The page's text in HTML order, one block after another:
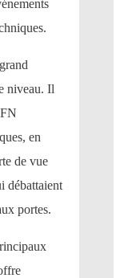
niveau. Il
en
de vue
débattaient
portes.